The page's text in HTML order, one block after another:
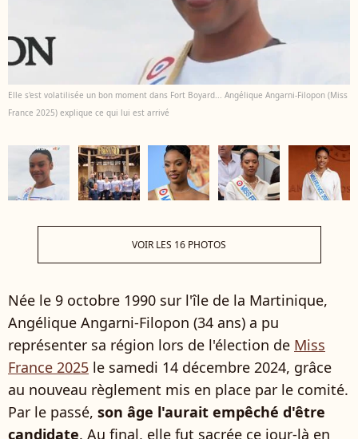
Elle s'est volatilisée un bon moment dans Fort Boyard... Angélique Angarni-Filopon (Miss
France 2025) explique ce qui lui est arrivé
VOIR LES 16 PHOTOS
Née le 9 octobre 1990 sur l'île de la Martinique,
Angélique Angarni-Filopon (34 ans) a pu
représenter sa région lors de l'élection de Miss
France 2025 le samedi 14 décembre 2024, grâce
au nouveau règlement mis en place par le comité.
Par le passé, son âge l'aurait empêché d'être
candidate. Au final, elle fut sacrée ce jour-là en